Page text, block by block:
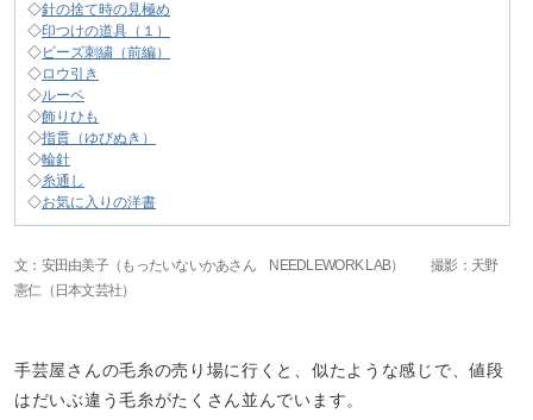
◇針の捨て時の見極め
◇印つけの道具（１）
◇ビーズ刺繍（前編）
◇ロウ引き
◇ルーペ
◇飾りひも
◇指貫（ゆびぬき）
◇輪針
◇糸通し
◇お気に入りの洋書
文：安田由美子（もったいないかあさん NEEDLEWORK LAB） 撮影：天野
憲仁（日本文芸社）
手芸屋さんの毛糸の売り場に行くと、似たような感じで、値段
はだいぶ違う毛糸がたくさん並んでいます。